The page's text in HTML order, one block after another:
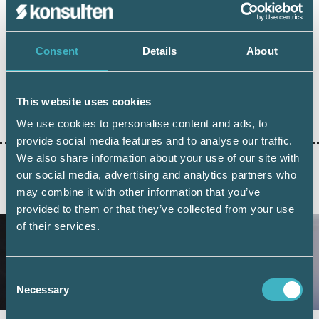
Consent Details About
This website uses cookies
We use cookies to personalise content and ads, to
provide social media features and to analyse our traffic.
We also share information about your use of our site with
our social media, advertising and analytics partners who
may combine it with other information that you’ve
provided to them or that they’ve collected from your use
of their services.
Selection
Necessary
Leif Hagström
Skattejurist, Srf konsulterna
Dela:
AKTUELLA ARTIKLAR